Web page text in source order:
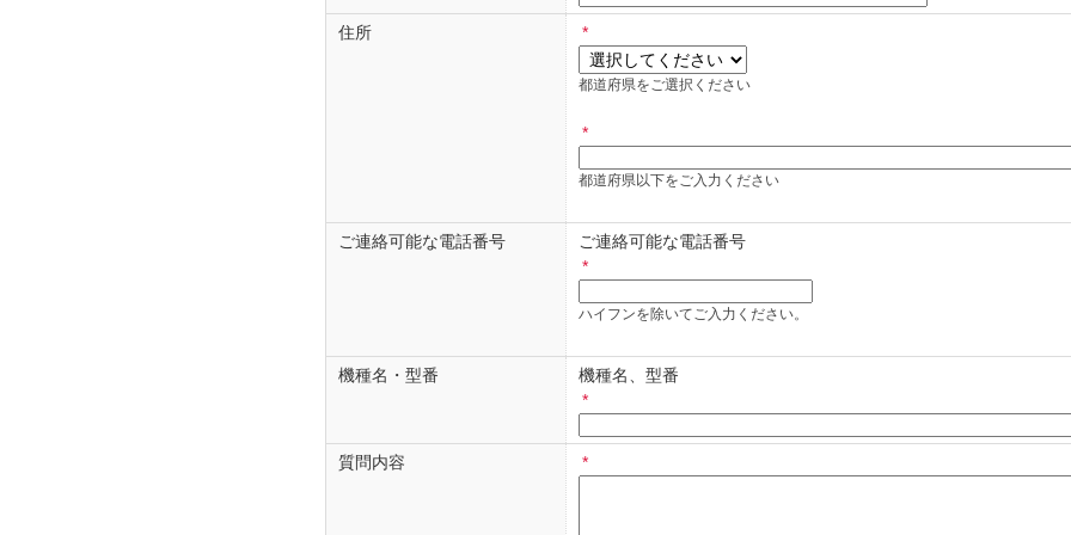
様で設計・製造されておりますので、各カーメーカー・ディーラー様へお問い合わせください
ォームでお問い合わせ頂きましても回答できませんのでご注意ください。
なお、修理に関する納期や見積もりにつきましては、ご依頼した店舗、業者にお問い合わせくだ
ご注意事項（お問い合わせフォームご利用、暗証番号共通）
営業時間外、土曜・日曜・祝日、年末年始休暇・夏季休暇期間にお問い合わせ頂いた際は、翌
当フォームでのお問い合わせは、日本国内に在住のお客様に限らせていただきます。
お電話などでご回答を差し上げる場合もございます。
お問い合わせに対するご回答は、お客様個人への情報提供です。ご回答した内容の他への転用
お問い合わせの内容によっては、「ご回答のできないもの」または「ご回答までお時間をいただ
ご回答できないお問い合わせ例：法規・法令に違反する恐れのあるもの、個人情報に関するもの
迷惑メールの設定によっては、フォルシアクラリオン・エレクトロニクス株式会社からのメー
す。
メールが届かない場合は、フォルシアクラリオン・エレクトロニクス株式会社からのメールが
指定受信で「@cs.clarion.forvia.com」を許可するように設定してください。
住所 *
都道府県をご選択ください
*
都道府県以下をご入力ください
ご連絡可能な電話番号
ご連絡可能な電話番号
*
ハイフンを除いてご入力ください。
機種名・型番
機種名、型番
*
質問内容 *